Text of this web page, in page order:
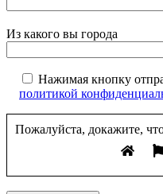
Из какого вы города
Нажимая кнопку
политикой
Пожалуйста, докажите,